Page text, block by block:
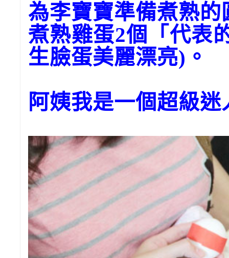
為李寶寶準備煮熟
煮熟雞蛋2個「代表
生臉蛋美麗漂亮)。
阿姨我是一個超級